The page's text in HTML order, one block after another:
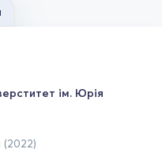
ім. Юрія